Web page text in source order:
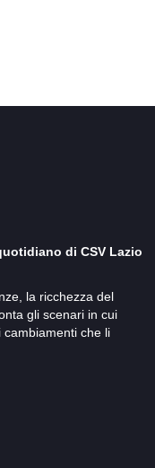
di CSV Lazio
la ricchezza del
gli scenari in cui
che li